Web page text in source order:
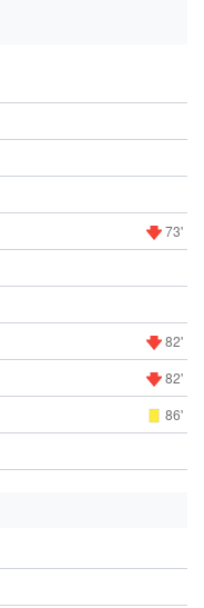
73'
82'
82'
86'